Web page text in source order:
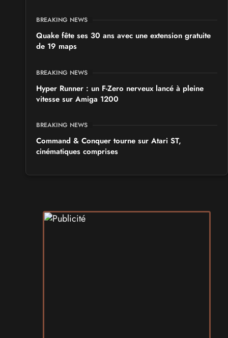
BREAKING NEWS
Quake fête ses 30 ans avec une extension gratuite
de 19 maps
BREAKING NEWS
Hyper Runner : un F-Zero nerveux lancé à pleine
vitesse sur Amiga 1200
BREAKING NEWS
Command & Conquer tourne sur Atari ST,
cinématiques comprises